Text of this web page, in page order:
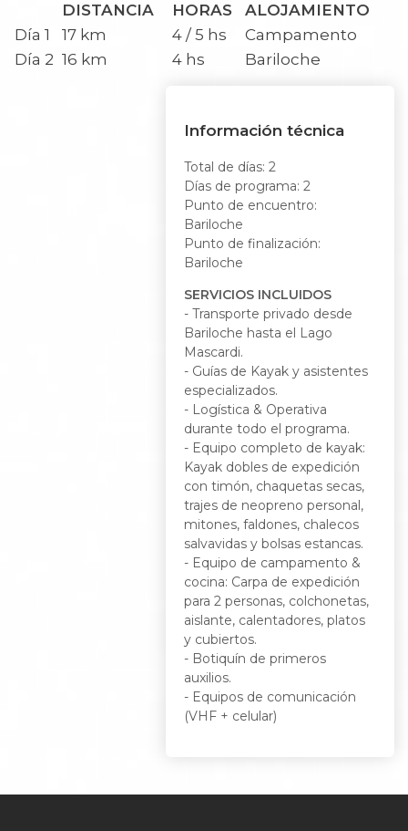
DISTANCIA HORAS
ALOJAMIENTO
Día 1
17 km 4 / 5 hs
Campamento
Día 2 16 km 4 hs Bariloche
Información técnica
Total de días: 2
Días de programa: 2
Punto de encuentro:
Bariloche
Punto de finalización:
Bariloche
SERVICIOS INCLUIDOS
- Transporte privado desde
Bariloche hasta el Lago
Mascardi.
- Guías de Kayak y asistentes
especializados.
- Logística & Operativa
durante todo el programa.
- Equipo completo de kayak:
Kayak dobles de expedición
con timón, chaquetas secas,
trajes de neopreno personal,
mitones, faldones, chalecos
salvavidas y bolsas estancas.
- Equipo de campamento &
cocina: Carpa de expedición
para 2 personas, colchonetas,
aislante, calentadores, platos
y cubiertos.
- Botiquín de primeros
auxilios.
- Equipos de comunicación
(VHF + celular)